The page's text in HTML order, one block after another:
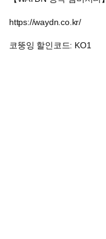
https://waydn.co.kr/
코뚱잉 할인코드: KO1